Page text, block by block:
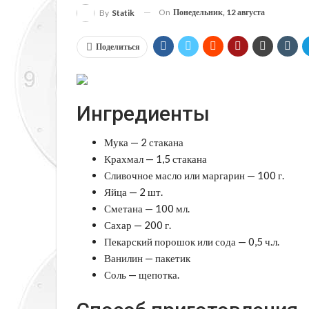
By Statik On Понедельник, 12 августа
Поделиться
Ингредиенты
Мука — 2 стакана
Крахмал — 1,5 стакана
Сливочное масло или маргарин — 100 г.
Яйца — 2 шт.
Сметана — 100 мл.
Сахар — 200 г.
Пекарский порошок или сода — 0,5 ч.л.
Ванилин — пакетик
Соль — щепотка.